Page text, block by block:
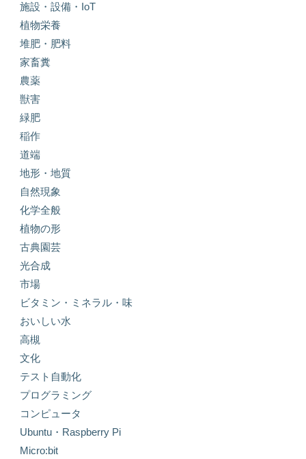
施設・設備・IoT
植物栄養
堆肥・肥料
家畜糞
農薬
獣害
緑肥
稲作
道端
地形・地質
自然現象
化学全般
植物の形
古典園芸
光合成
市場
ビタミン・ミネラル・味
おいしい水
高槻
文化
テスト自動化
プログラミング
コンピュータ
Ubuntu・Raspberry Pi
Micro:bit